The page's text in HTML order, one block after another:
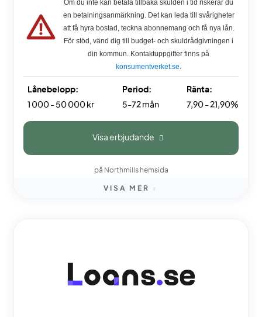
Om du inte kan betala tillbaka skulden i tid riskerar du
en betalningsanmärkning. Det kan leda till svårigheter
att få hyra bostad, teckna abonnemang och få nya lån.
För stöd, vänd dig till budget- och skuldrådgivningen i
din kommun. Kontaktuppgifter finns på
konsumentverket.se.
Lånebelopp:
1 000 - 50 000 kr
Period:
5-72 mån
Ränta:
7,90 - 21,90%
Visa erbjudande
på Northmills hemsida
VISA MER